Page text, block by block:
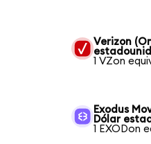
Verizon
1 VZon
Exodus
Dólar
1 EXODon